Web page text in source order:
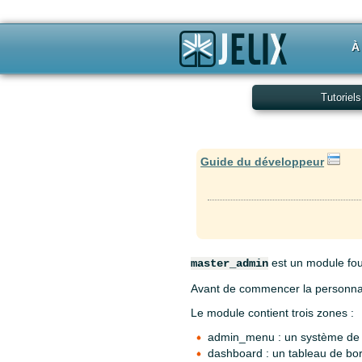
À
Tutoriels
Guide du développeur
master_admin est un module
Avant de commencer la
Le module contient trois zones :
admin_menu : un système
dashboard : un tableau de